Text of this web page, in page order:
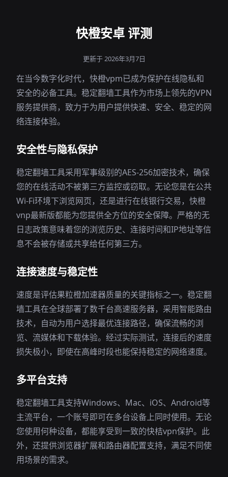
快橙安卓 评测
更新于 2026年3月7日
在当今数字化时代，快橙vpm已成为保护在线隐私和
安全的必备工具。稳定翻墙工具作为市场上领先的VPN
服务提供商，致力于为用户提供快速、安全、稳定的网
络连接体验。
安全性与隐私保护
稳定翻墙工具采用军事级别的AES-256加密技术，确保
您的在线活动不被第三方监控或窃取。无论您是在公共
Wi-Fi环境下浏览网页，还是进行在线银行交易，快橙
vnp最新版都能为您提供全方位的安全保障。严格的无
日志政策意味着您的浏览历史、连接时间和IP地址等信
息不会被存储或共享给任何第三方。
连接速度与稳定性
速度是评估果粒橙加速器质量的关键指标之一。稳定翻
墙工具在全球部署了数千台高速服务器，采用智能路由
技术，自动为用户选择最优连接路径，确保流畅的浏
览、流媒体和下载体验。经过实际测试，连接后的速度
损失极小，即使在高峰时段也能保持稳定的网络速度。
多平台支持
稳定翻墙工具支持Windows、Mac、iOS、Android等
主流平台，一个账号即可在多台设备上同时使用。无论
您使用何种设备，都能享受到一致的快桔vpn保护。此
外，还提供浏览器扩展和路由器配置支持，满足不同使
用场景的需求。